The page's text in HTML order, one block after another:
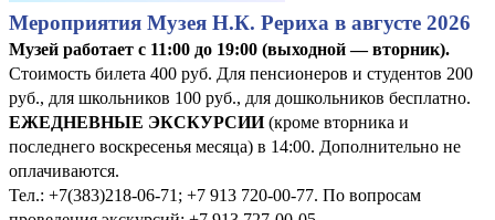
Мероприятия Музея Н.К. Рериха в августе 2026
Музей работает с 11:00 до 19:00 (выходной — вторник).
Стоимость билета 400 руб. Для пенсионеров и студентов 200
руб., для школьников 100 руб., для дошкольников бесплатно.
ЕЖЕДНЕВНЫЕ ЭКСКУРСИИ(кроме вторника и
последнего воскресенья месяца) в 14:00. Дополнительно не
оплачиваются.
Тел.: +7(383)218-06-71; +7 913 720-00-77. По вопросам